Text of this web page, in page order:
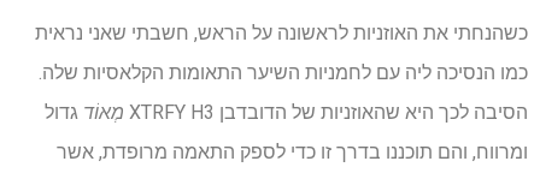
כשהנחתי את האוזניות לראשונה על הראש, חשבתי שאני נראית
כמו הנסיכה ליה עם לחמניות השיער התאומות הקלאסיות שלה.
הסיבה לכך היא שהאוזניות של הדובדבן XTRFY H3
מְאוֹד גדול
ומרווח, והם תוכננו בדרך זו כדי לספק התאמה מרופדת, אשר